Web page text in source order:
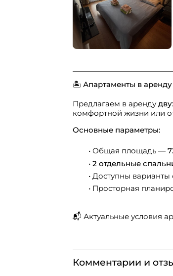
🏝 Апартаменты в
Предлагаем в аренду
комфортной жизни или
Основные параметры:
Общая площадь —
2 отдельные
Доступны варианты
Просторная
📬 Актуальные условия
Комментарии и